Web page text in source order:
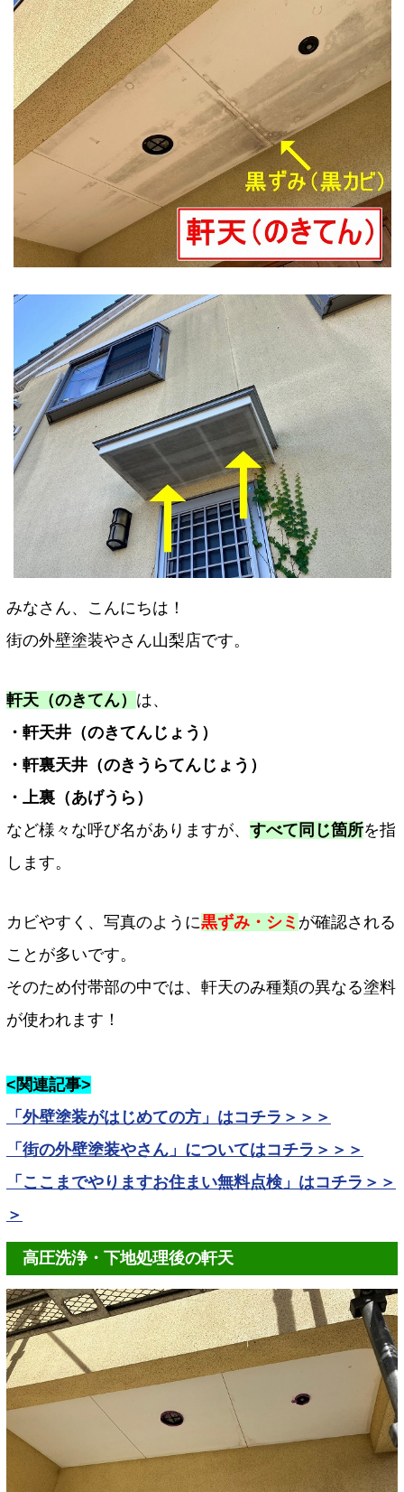
みなさん、こんにちは！
街の外壁塗装やさん山梨店です。
軒天（のきてん） は、
・軒天井（のきてんじょう）
・軒裏天井（のきうらてんじょう）
・上裏（あげうら）
など様々な呼び名がありますが、 すべて同じ箇所を指
します。
カビやすく、写真のように黒ずみ・シミ が確認される
ことが多いです。
そのため付帯部の中では、軒天のみ種類の異なる塗料
が使われます！
<関連記事>
「外壁塗装がはじめての方」はコチラ＞＞＞
「街の外壁塗装やさん」についてはコチラ＞＞＞
「ここまでやりますお住まい無料点検」はコチラ＞＞
＞
高圧洗浄・下地処理後の軒天